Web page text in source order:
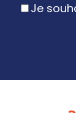
Je